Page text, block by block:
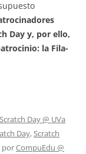
Day y, por ello,
la Fila-
Scratch Day @ UVa
Day,Scratch
porCompuEdu @